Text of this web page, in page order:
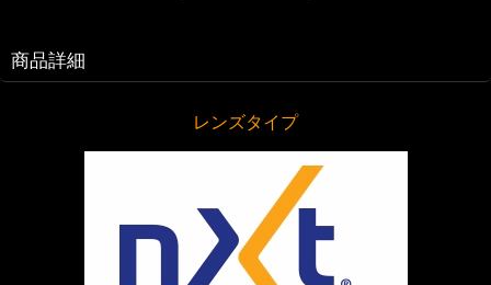
商品詳細
レンズタイプ